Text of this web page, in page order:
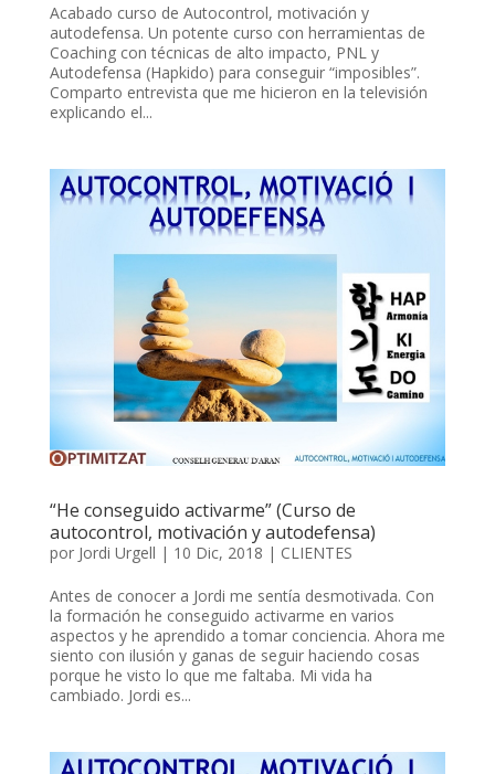
Acabado curso de Autocontrol, motivación y
autodefensa. Un potente curso con herramientas de
Coaching con técnicas de alto impacto, PNL y
Autodefensa (Hapkido) para conseguir “imposibles”.
Comparto entrevista que me hicieron en la televisión
explicando el...
“He conseguido activarme” (Curso de
autocontrol, motivación y autodefensa)
por Jordi Urgell | 10 Dic, 2018 | CLIENTES
Antes de conocer a Jordi me sentía desmotivada. Con
la formación he conseguido activarme en varios
aspectos y he aprendido a tomar conciencia. Ahora me
siento con ilusión y ganas de seguir haciendo cosas
porque he visto lo que me faltaba. Mi vida ha
cambiado. Jordi es...